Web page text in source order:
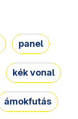
panel
kék vonal
ámokfutás